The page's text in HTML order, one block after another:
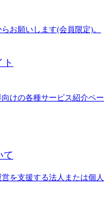
お願いします(会員限定)。
けの各種サービス紹介ペー
て
を支援する法人または個人